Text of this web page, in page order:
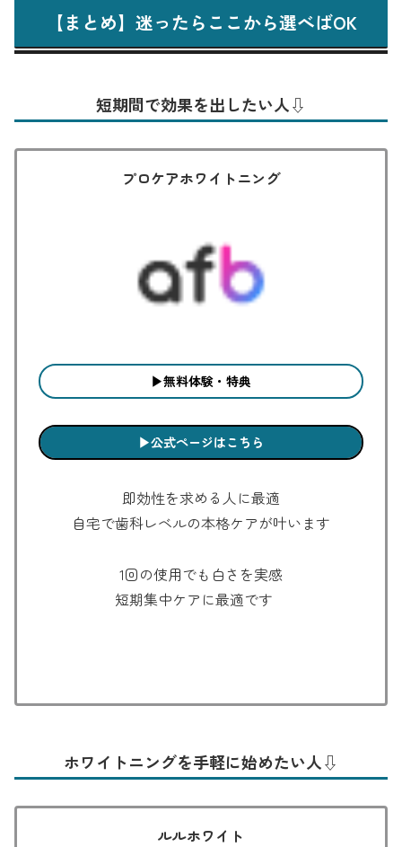
【まとめ】迷ったらここから選べばOK
短期間で効果を出したい人⇩
プロケアホワイトニング
▶︎無料体験・特典
▶︎公式ページはこちら
即効性を求める人に最適
自宅で歯科レベルの本格ケアが叶います
1回の使用でも白さを実感
短期集中ケアに最適です
ホワイトニングを手軽に始めたい人⇩
ルルホワイト